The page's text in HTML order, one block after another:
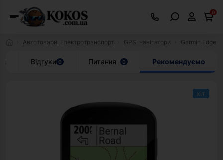
0
Автотовари, Електротранспорт GPS-навігатори Garmin Edge
Відгуки 0 Питання 0 Рекомендуємо
хіт